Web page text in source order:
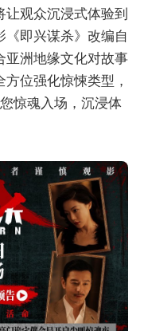
观众沉浸式体验到
《即兴谋杀》改编自
亚洲地缘文化对故事
位强化惊悚类型，
惊魂入场，沉浸体